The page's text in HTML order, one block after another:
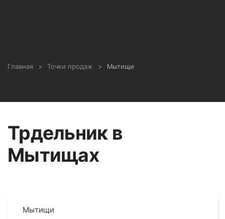
Главная Точки продаж Мытищи
Трдельник в
Мытищах
Мытищи